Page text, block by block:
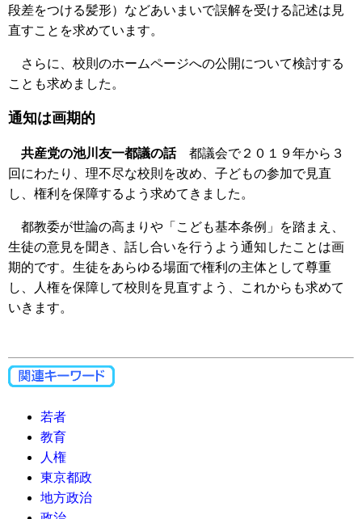
段差をつける髪形）などあいまいで誤解を受ける記述は見
直すことを求めています。
さらに、校則のホームページへの公開について検討する
ことも求めました。
通知は画期的
共産党の池川友一都議の話都議会で２０１９年から３
回にわたり、理不尽な校則を改め、子どもの参加で見直
し、権利を保障するよう求めてきました。
都教委が世論の高まりや「こども基本条例」を踏まえ、
生徒の意見を聞き、話し合いを行うよう通知したことは画
期的です。生徒をあらゆる場面で権利の主体として尊重
し、人権を保障して校則を見直すよう、これからも求めて
いきます。
若者
教育
人権
東京都政
地方政治